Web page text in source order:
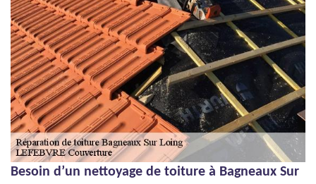
Besoin d’un nettoyage de toiture à Bagneaux Sur